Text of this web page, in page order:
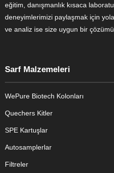
eğitim, danışmanlık kısaca
deneyimlerimizi paylaşmak için
ve analiz ise size uygun bir
Sarf Malzemeleri
WePure Biotech Kolonları
Quechers Kitler
SPE Kartuşlar
Autosamplerlar
Filtreler